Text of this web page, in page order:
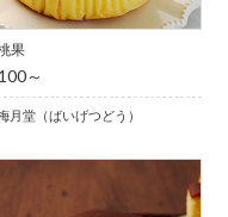
果
～
月堂（ばいげつどう）